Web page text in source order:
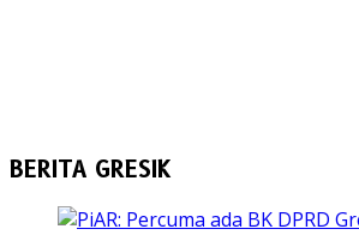
BERITA GRESIK